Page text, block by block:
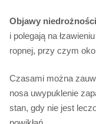
Objawy niedrożności
i polegają na
ropnej, przy czym
Czasami można
nosa uwypuklenie
stan, gdy nie jest